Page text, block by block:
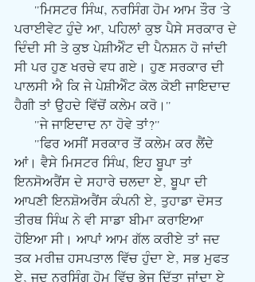
ਪਰਾਈਵੇਟ ਹੁੰਦੇ ਆ, ਪਹਿਲਾਂ ਕੁਝ ਪੈਸੇ ਸਰਕਾਰ ਦੇ
ਦਿੰਦੀ ਸੀ ਤੇ ਕੁਝ ਪੇਸ਼ੀਐੰਟ ਦੀ ਪੈਨਸ਼ਨ ਹੋ ਜਾਂਦੀ
ਸੀ ਪਰ ਹੁਣ ਖਰਚੇ ਵਧ ਗਏ। ਹੁਣ ਸਰਕਾਰ ਦੀ
ਪਾਲਸੀ ਐ ਕਿ ਜੇ ਪੇਸ਼ੀਐੰਟ ਕੋਲ ਕੋਈ ਜਾਇਦਾਦ
ਹੈਗੀ ਤਾਂ ਉਹਦੇ ਵਿੱਚੋਂ ਕਲੇਮ ਕਰੋ।"
     "ਜੇ ਜਾਇਦਾਦ ਨਾ ਹੋਵੇ ਤਾਂ?"
ਆਂ। ਵੈਸੇ ਮਿਸਟਰ ਸਿੰਘ, ਇਹ ਬੂਪਾ ਤਾਂ
ਇਨਸੋਅਰੈਂਸ ਦੇ ਸਹਾਰੇ ਚਲਦਾ ਏ, ਬੂਪਾ ਦੀ
ਆਪਣੀ ਇਨਸ਼ੋਅਰੈਂਸ ਕੰਪਨੀ ਏ, ਤੁਹਾਡਾ ਦੋਸਤ
ਤੀਰਥ ਸਿੰਘ ਨੇ ਵੀ ਸਾਡਾ ਬੀਮਾ ਕਰਾਇਆ
ਹੋਇਆ ਸੀ। ਆਪਾਂ ਆਮ ਗੱਲ ਕਰੀਏ ਤਾਂ ਜਦ
ਤਕ ਮਰੀਜ਼ ਹਸਪਤਾਲ ਵਿੱਚ ਹੁੰਦਾ ਏ, ਸਭ ਮੁਫਤ
ਏ, ਜਦ ਨਰਸਿੰਗ ਹੋਮ ਵਿੱਚ ਭੇਜ ਦਿੱਤਾ ਜਾਂਦਾ ਏ